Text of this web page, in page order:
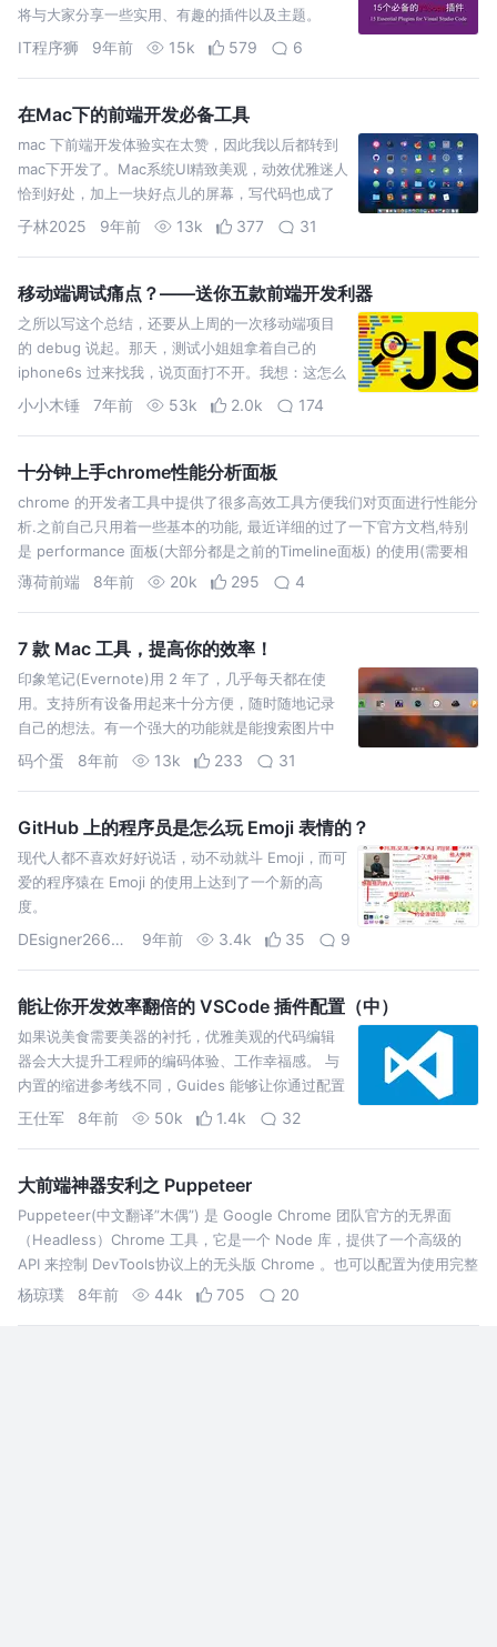
将与大家分享一些实用、有趣的插件以及主题。
VSCode 党们，相信有你喜欢的。（PS：前端插件
IT程序狮 9年前 15k 579 6
在Mac下的前端开发必备工具
mac 下前端开发体验实在太赞，因此我以后都转到
mac下开发了。Mac系统UI精致美观，动效优雅迷人
恰到好处，加上一块好点儿的屏幕，写代码也成了
一件让人赏心悦目的事情。同时没有右下角弹窗的
子林2025 9年前 13k 377 31
移动端调试痛点？——送你五款前端开发利器
之所以写这个总结，还要从上周的一次移动端项目
的 debug 说起。那天，测试小姐姐拿着自己的
iphone6s 过来找我，说页面打不开。我想：这怎么
可能，我手机里挺好的呀，Chrome调试工具也没报
小小木锤 7年前 53k 2.0k 174
十分钟上手chrome性能分析面板
chrome 的开发者工具中提供了很多高效工具方便我们对页面进行性能分
析.之前自己只用着一些基本的功能, 最近详细的过了一下官方文档,特别
是 performance 面板(大部分都是之前的Timeline面板) 的使用(需要相
对新一些的chrome浏览器版本). 如果勾选了 m…
薄荷前端 8年前 20k 295 4
7 款 Mac 工具，提高你的效率！
印象笔记(Evernote)用 2 年了，几乎每天都在使
用。支持所有设备用起来十分方便，随时随地记录
自己的想法。有一个强大的功能就是能搜索图片中
的文字。有一点比较可惜就是不支持Markdown语
码个蛋 8年前 13k 233 31
GitHub 上的程序员是怎么玩 Emoji 表情的？
现代人都不喜欢好好说话，动不动就斗 Emoji，而可
爱的程序猿在 Emoji 的使用上达到了一个新的高
度。
DEsigner26633 9年前 3.4k 35 9
能让你开发效率翻倍的 VSCode 插件配置（中）
如果说美食需要美器的衬托，优雅美观的代码编辑
器会大大提升工程师的编码体验、工作幸福感。 与
内置的缩进参考线不同，Guides 能够让你通过配置
项来修改参考线的颜色、样式、缩进空白的背景色
王仕军 8年前 50k 1.4k 32
大前端神器安利之 Puppeteer
Puppeteer(中文翻译”木偶”) 是 Google Chrome 团队官方的无界面
（Headless）Chrome 工具，它是一个 Node 库，提供了一个高级的
API 来控制 DevTools协议上的无头版 Chrome 。也可以配置为使用完整
（非无头）的 Chrom…
杨琼璞 8年前 44k 705 20